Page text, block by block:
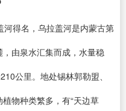
河得名，乌拉盖河是内蒙古第
由泉水汇集而成，水量稳
公里。地处锡林郭勒盟、
物种类繁多，有“天边草